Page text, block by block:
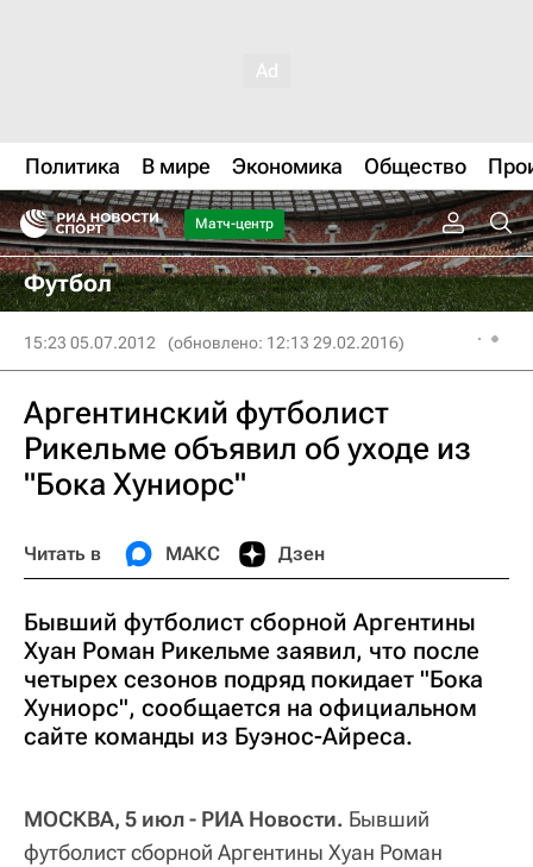
Политика В мире Экономика Общество
Матч-центр
Футбол
15:23 05.07.2012 (обновлено: 12:13 29.02.2016)
Аргентинский футболист
Рикельме объявил об уходе из
"Бока Хуниорс"
Читать в МАКС Дзен
Бывший футболист сборной Аргентины
Хуан Роман Рикельме заявил, что после
четырех сезонов подряд покидает "Бока
Хуниорс", сообщается на официальном
сайте команды из Буэнос-Айреса.
МОСКВА, 5 июл - РИА Новости. Бывший
футболист сборной Аргентины Хуан Роман